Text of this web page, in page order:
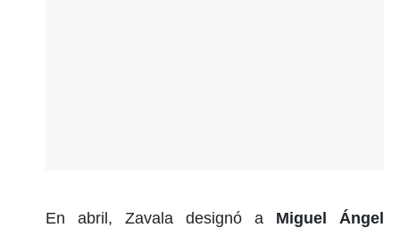
En abril, Zavala designó a Miguel Ángel